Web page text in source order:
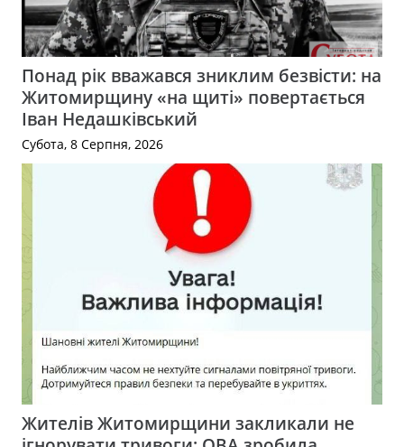
Понад рік вважався зниклим безвісти: на
Житомирщину «на щиті» повертається
Іван Недашківський
Субота, 8 Серпня, 2026
Жителів Житомирщини закликали не